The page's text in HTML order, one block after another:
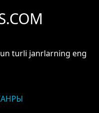
turli janrlarning eng